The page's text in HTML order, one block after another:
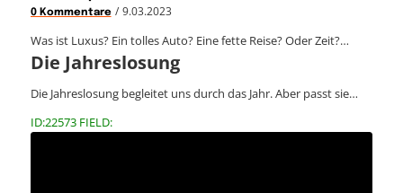
0 Kommentare / 9.03.2023
Was ist Luxus? Ein tolles Auto? Eine fette Reise? Oder Zeit?…
Die Jahreslosung
Die Jahreslosung begleitet uns durch das Jahr. Aber passt sie…
ID:22573 FIELD: